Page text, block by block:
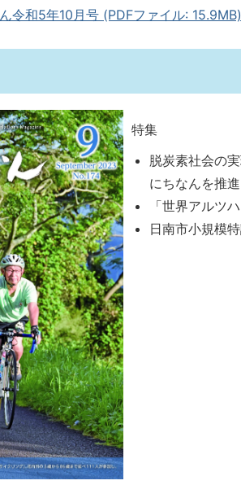
令和5年10月号 (PDFファイル: 15.9MB)
特集
脱炭素社会の
にちなんを推
「世界アルツ
日南市小規模